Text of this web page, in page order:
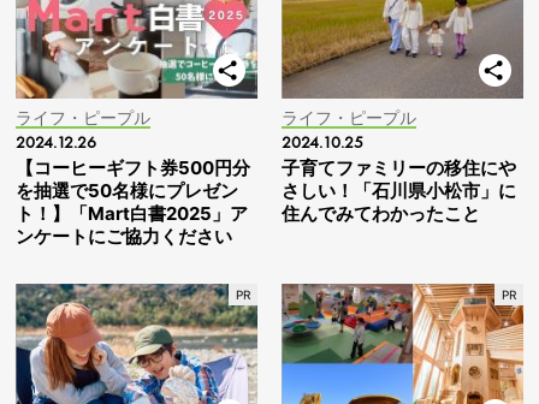
ライフ・ピープル
2024.12.26
【コーヒーギフト券500円分
を抽選で50名様にプレゼン
ト！】「Mart白書2025」ア
ンケートにご協力ください
ライフ・ピープル
2024.10.25
子育てファミリーの移住にや
さしい！「石川県小松市」に
住んでみてわかったこと